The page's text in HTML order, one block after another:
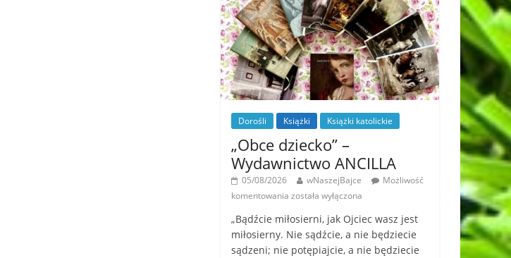
Dorośli Książki Książki katolickie
„Obce dziecko” –
Wydawnictwo ANCILLA
05/08/2026 wNaszejBajce
Możliwość
komentowania została wyłączona
„Bądźcie miłosierni, jak Ojciec wasz jest
miłosierny. Nie sądźcie, a nie będziecie
sądzeni; nie potępiajcie, a nie będziecie